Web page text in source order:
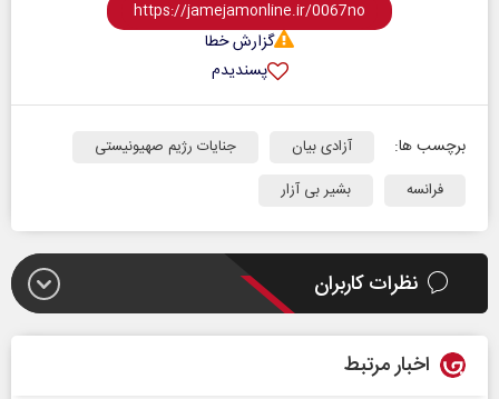
گزارش خطا
پسندیدم
برچسب ها: آزادی بیان
جنایات رژیم صهیونیستی
فرانسه
بشیر بی آزار
نظرات کاربران
اخبار مرتبط